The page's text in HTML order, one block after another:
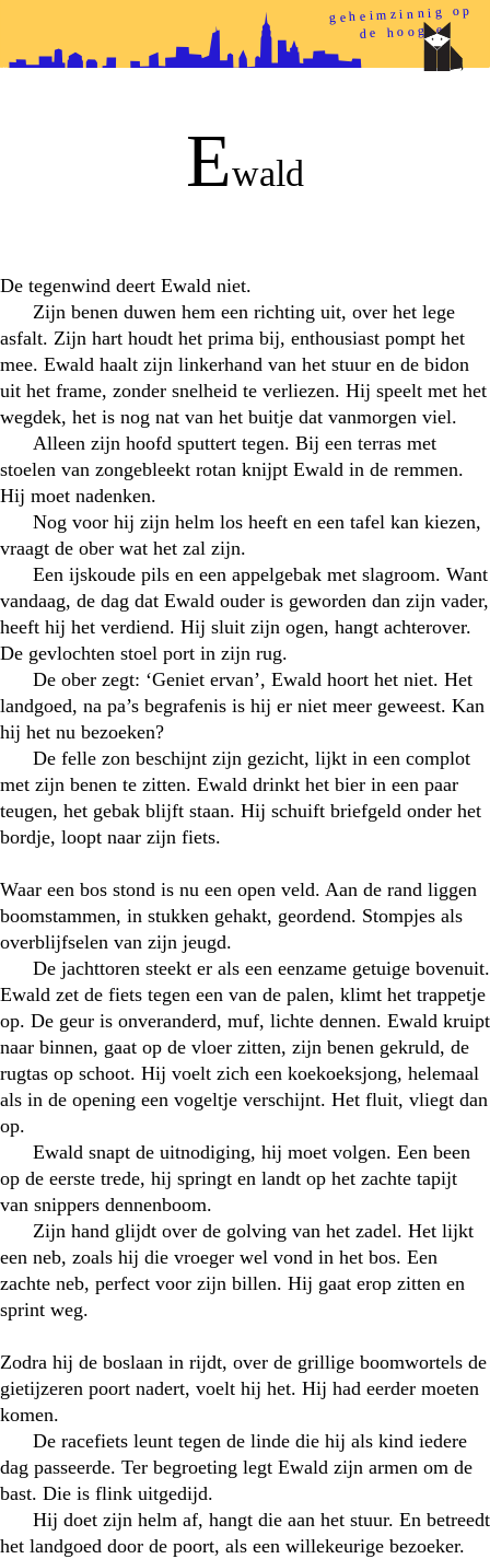
geheimzinnig op
de hoogte
Ewald
De tegenwind deert Ewald niet.
Zijn benen duwen hem een richting uit, over het lege
asfalt. Zijn hart houdt het prima bij, enthousiast pompt het
mee. Ewald haalt zijn linkerhand van het stuur en de bidon
uit het frame, zonder snelheid te verliezen. Hij speelt met het
wegdek, het is nog nat van het buitje dat vanmorgen viel.
Alleen zijn hoofd sputtert tegen. Bij een terras met
stoelen van zongebleekt rotan knijpt Ewald in de remmen.
Hij moet nadenken.
Nog voor hij zijn helm los heeft en een tafel kan kiezen,
vraagt de ober wat het zal zijn.
Een ijskoude pils en een appelgebak met slagroom. Want
vandaag, de dag dat Ewald ouder is geworden dan zijn vader,
heeft hij het verdiend. Hij sluit zijn ogen, hangt achterover.
De gevlochten stoel port in zijn rug.
De ober zegt: ‘Geniet ervan’, Ewald hoort het niet. Het
landgoed, na pa’s begrafenis is hij er niet meer geweest. Kan
hij het nu bezoeken?
De felle zon beschijnt zijn gezicht, lijkt in een complot
met zijn benen te zitten. Ewald drinkt het bier in een paar
teugen, het gebak blijft staan. Hij schuift briefgeld onder het
bordje, loopt naar zijn fiets.
Waar een bos stond is nu een open veld. Aan de rand liggen
boomstammen, in stukken gehakt, geordend. Stompjes als
overblijfselen van zijn jeugd.
De jachttoren steekt er als een eenzame getuige bovenuit.
Ewald zet de fiets tegen een van de palen, klimt het trappetje
op. De geur is onveranderd, muf, lichte dennen. Ewald kruipt
naar binnen, gaat op de vloer zitten, zijn benen gekruld, de
rugtas op schoot. Hij voelt zich een koekoeksjong, helemaal
als in de opening een vogeltje verschijnt. Het fluit, vliegt dan
op.
Ewald snapt de uitnodiging, hij moet volgen. Een been
op de eerste trede, hij springt en landt op het zachte tapijt
van snippers dennenboom.
Zijn hand glijdt over de golving van het zadel. Het lijkt
een neb, zoals hij die vroeger wel vond in het bos. Een
zachte neb, perfect voor zijn billen. Hij gaat erop zitten en
sprint weg.
Zodra hij de boslaan in rijdt, over de grillige boomwortels de
gietijzeren poort nadert, voelt hij het. Hij had eerder moeten
komen.
De racefiets leunt tegen de linde die hij als kind iedere
dag passeerde. Ter begroeting legt Ewald zijn armen om de
bast. Die is flink uitgedijd.
Hij doet zijn helm af, hangt die aan het stuur. En betreedt
het landgoed door de poort, als een willekeurige bezoeker.